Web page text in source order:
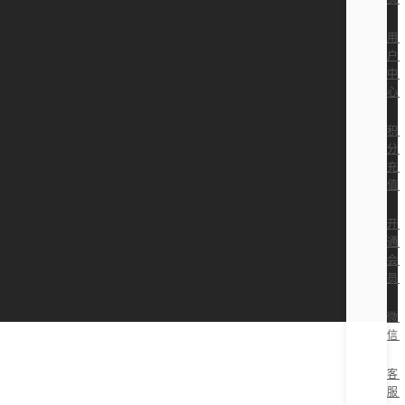
用
户
中
心
积
分
充
值
开
通
会
员
微
信
客
服